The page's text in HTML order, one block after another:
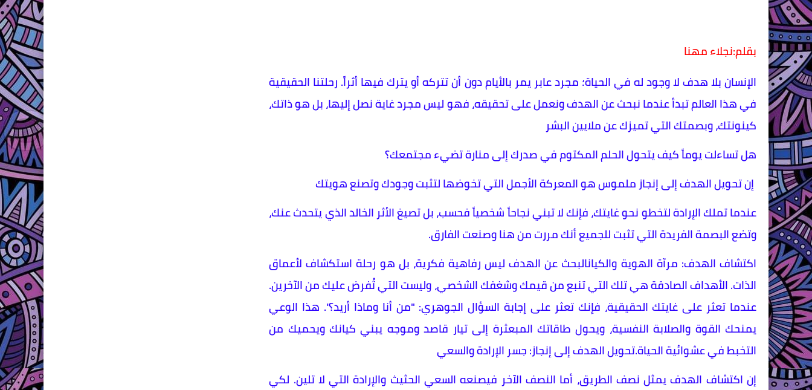
بقلم:نجلاء مهنا
الإنسان بلا هدف لا وجود له في الحياة؛ مجرد عابر يمر بالأيام دون أن تتركه أو يترك فيها أثراً. رحلتنا الحقيقية
في هذا العالم تبدأ عندما نبحث عن الهدف ونعمل على تحقيقه، فهو ليس مجرد غاية نصل إليها، بل هو ذاتك،
كينونتك، وبصمتك التي تميزك عن ملايين البشر
هل تساءلت يوماً كيف يتحول الحلم المكتوم في صدرك إلى منارة تضيء مجتمعك؟
إن تحويل الهدف إلى إنجاز ملموس هو المعركة الأجمل التي تخوضها لتثبت وجودك وتصنع هويتك
عندما تملك الإرادة لتخطو نحو غايتك، فإنك لا تبني نجاحاً شخصياً فحسب، بل تصيغ الأثر الخالد الذي يتحدث عنك،
وتضع البصمة الفريدة التي تثبت للجميع أنك مررت من هنا وصنعت الفارق.
اكتشاف الهدف: مرآة الهوية والكيانالبحث عن الهدف ليس رفاهية فكرية، بل هو رحلة استكشاف لأعماق
الذات. الأهداف الصادقة هي تلك التي تنبع من قيمك وشغفك الشخصي، وليست التي تُفرض عليك من الآخرين.
عندما تعثر على غايتك الحقيقية، فإنك تعثر على إجابة السؤال الجوهري: "من أنا وماذا أريد؟". هذا الوعي
يمنحك القوة والصلابة النفسية، ويحول طاقاتك المبعثرة إلى تيار قاصد وموجه يبني كيانك ويحميك من
التخبط في عشوائية الحياة.تحويل الهدف إلى إنجاز: جسر الإرادة والسعي
إن اكتشاف الهدف يمثل نصف الطريق، أما النصف الآخر فيصنعه السعي الحثيث والإرادة التي لا تلين. لكي